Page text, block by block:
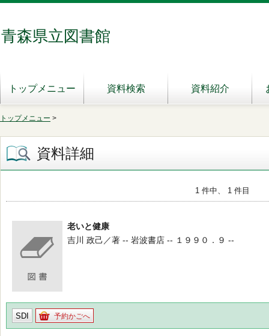
青森県立図書館
トップメニュー 資料検索 資料紹介
トップメニュー >
資料詳細
1 件中、 1 件目
老いと健康
吉川 政己／著 -- 岩波書店 -- １９９０．９ --
SDI 予約かごへ